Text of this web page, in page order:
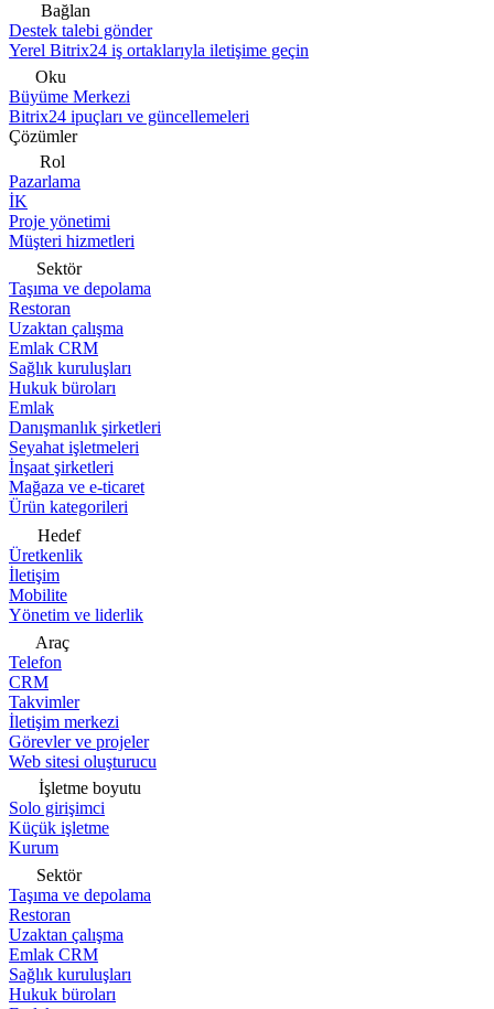
Bağlan
Destek talebi gönder
Yerel Bitrix24 iş ortaklarıyla iletişime geçin
Oku
Büyüme Merkezi
Bitrix24 ipuçları ve güncellemeleri
Çözümler
Rol
Pazarlama
İK
Proje yönetimi
Müşteri hizmetleri
Sektör
Taşıma ve depolama
Restoran
Uzaktan çalışma
Emlak CRM
Sağlık kuruluşları
Hukuk büroları
Emlak
Danışmanlık şirketleri
Seyahat işletmeleri
İnşaat şirketleri
Mağaza ve e-ticaret
Ürün kategorileri
Hedef
Üretkenlik
İletişim
Mobilite
Yönetim ve liderlik
Araç
Telefon
CRM
Takvimler
İletişim merkezi
Görevler ve projeler
Web sitesi oluşturucu
İşletme boyutu
Solo girişimci
Küçük işletme
Kurum
Sektör
Taşıma ve depolama
Restoran
Uzaktan çalışma
Emlak CRM
Sağlık kuruluşları
Hukuk büroları